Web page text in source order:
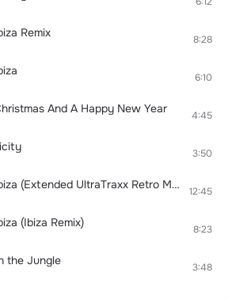
Remix 8:28
6:10
And A Happy New Year 4:45
3:50
People From Ibiza (Extended UltraTraxx Retro Mix) 12:45
(Ibiza Remix) 8:23
the Jungle 3:48